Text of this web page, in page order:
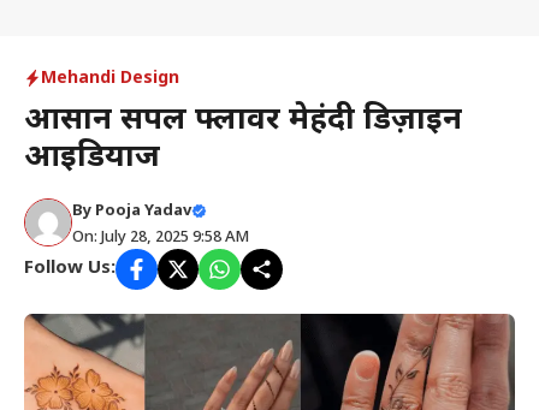
Mehandi Design
आसान सिंपल फ्लावर मेहंदी डिज़ाइन
आइडियाज
By Pooja Yadav
On: July 28, 2025 9:58 AM
Follow Us: